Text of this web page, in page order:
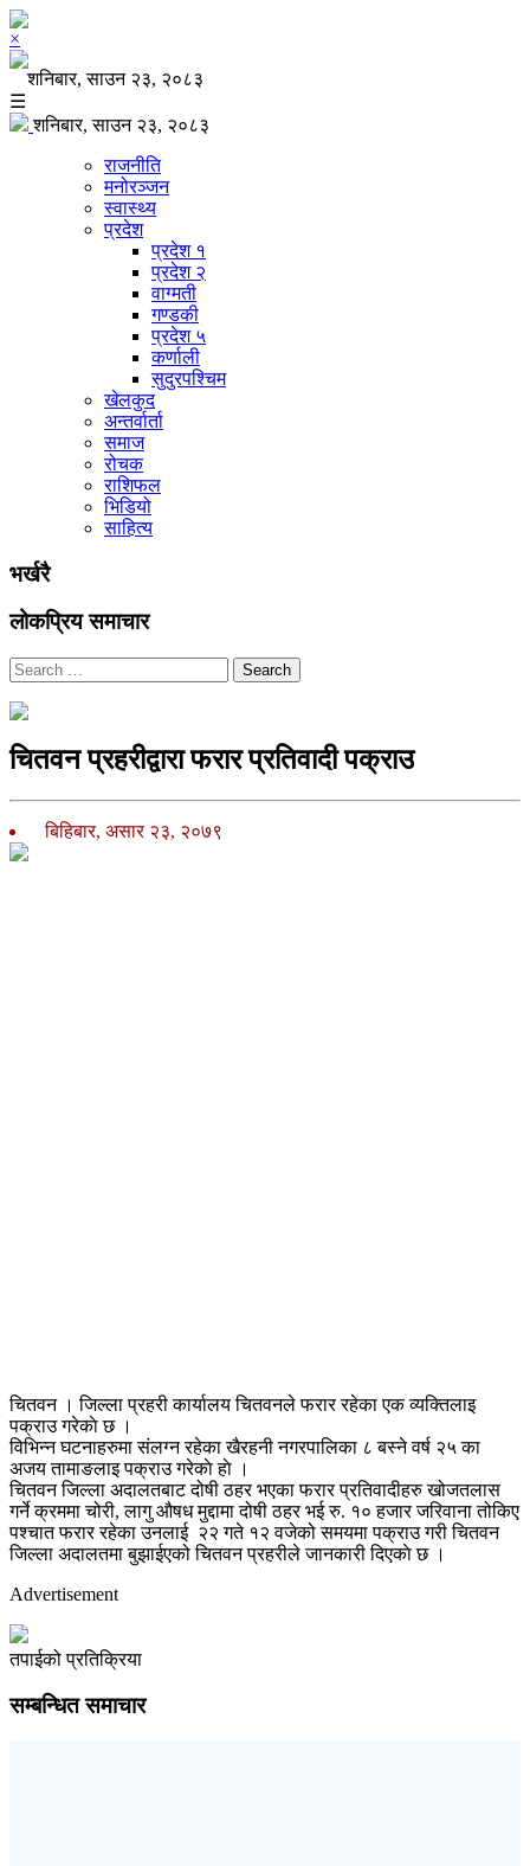
×
शनिबार, साउन २३, २०८३
☰
शनिबार, साउन २३, २०८३
राजनीति
मनोरञ्जन
स्वास्थ्य
प्रदेश
प्रदेश १
प्रदेश २
वाग्मती
गण्डकी
प्रदेश ५
कर्णाली
सुदुरपश्चिम
खेलकुद
अन्तर्वार्ता
समाज
रोचक
राशिफल
भिडियो
साहित्य
भर्खरै
लोकप्रिय समाचार
Search
चितवन प्रहरीद्वारा फरार प्रतिवादी पक्राउ
बिहिबार, असार २३, २०७९
चितवन । जिल्ला प्रहरी कार्यालय चितवनले फरार रहेका एक व्यक्तिलाइ
पक्राउ गरेकाे छ ।
विभिन्न घटनाहरुमा संलग्न रहेका खैरहनी नगरपालिका ८ बस्ने वर्ष २५ का
अजय तामाङलाइ पक्राउ गरेकाे हाे ।
चितवन जिल्ला अदालतबाट दोषी ठहर भएका फरार प्रतिवादीहरु खोजतलास
गर्ने क्रममा चोरी, लागु औषध मुद्दामा दोषी ठहर भई रु. १० हजार जरिवाना तोकिए
पश्चात फरार रहेका उनलाई २२ गते १२ वजेको समयमा पक्राउ गरी चितवन
जिल्ला अदालतमा बुझाईएको चितवन प्रहरीले जानकारी दिएकाे छ ।
Advertisement
तपाईको प्रतिक्रिया
सम्बन्धित समाचार